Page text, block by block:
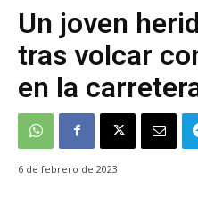
Un joven
tras volcar
en la
6 de febrero de 2023